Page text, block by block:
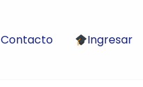
Contacto Ingresar